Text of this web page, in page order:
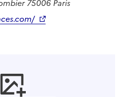
75006 Paris